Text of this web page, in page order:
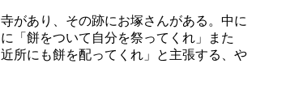
があり、その跡にお塚さんがある。中に
「餅をついて自分を祭ってくれ」また
所にも餅を配ってくれ」と主張する、や